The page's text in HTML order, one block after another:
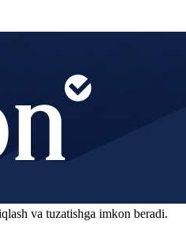
va tuzatishga imkon beradi.